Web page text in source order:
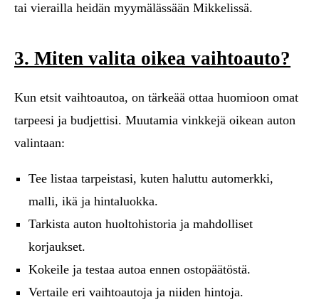
tai vierailla heidän myymälässään Mikkelissä.
3. Miten valita oikea vaihtoauto?
Kun etsit vaihtoautoa, on tärkeää ottaa huomioon omat
tarpeesi ja budjettisi. Muutamia vinkkejä oikean auton
valintaan:
Tee listaa tarpeistasi, kuten haluttu automerkki,
malli, ikä ja hintaluokka.
Tarkista auton huoltohistoria ja mahdolliset
korjaukset.
Kokeile ja testaa autoa ennen ostopäätöstä.
Vertaile eri vaihtoautoja ja niiden hintoja.